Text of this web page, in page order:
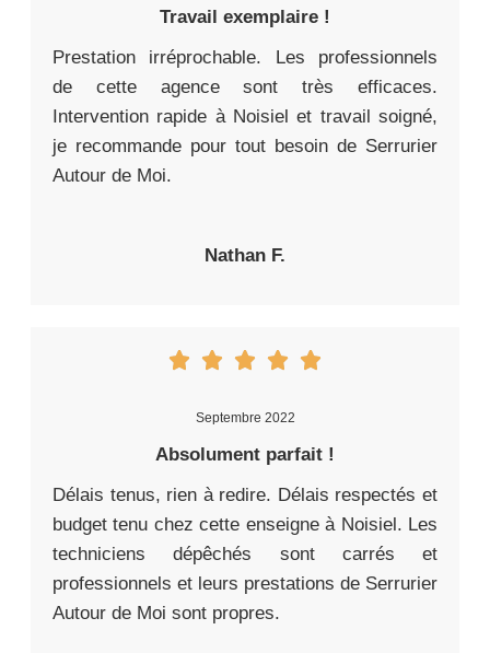
Travail exemplaire !
Prestation irréprochable. Les professionnels
de cette agence sont très efficaces.
Intervention rapide à Noisiel et travail soigné,
je recommande pour tout besoin de Serrurier
Autour de Moi.
Nathan F.
Septembre 2022
Absolument parfait !
Délais tenus, rien à redire. Délais respectés et
budget tenu chez cette enseigne à Noisiel. Les
techniciens dépêchés sont carrés et
professionnels et leurs prestations de Serrurier
Autour de Moi sont propres.